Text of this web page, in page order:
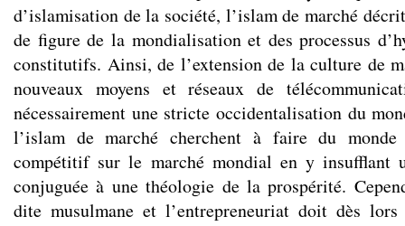
d’islamisation de la société, l’islam de marché
de figure de la mondialisation et des processus
constitutifs. Ainsi, de l’extension de la culture de
nouveaux moyens et réseaux de
nécessairement une stricte occidentalisation du
l’islam de marché cherchent à faire du monde
compétitif sur le marché mondial en y insufflant
conjuguée à une théologie de la prospérité.
dite musulmane et l’entrepreneuriat doit dès lors